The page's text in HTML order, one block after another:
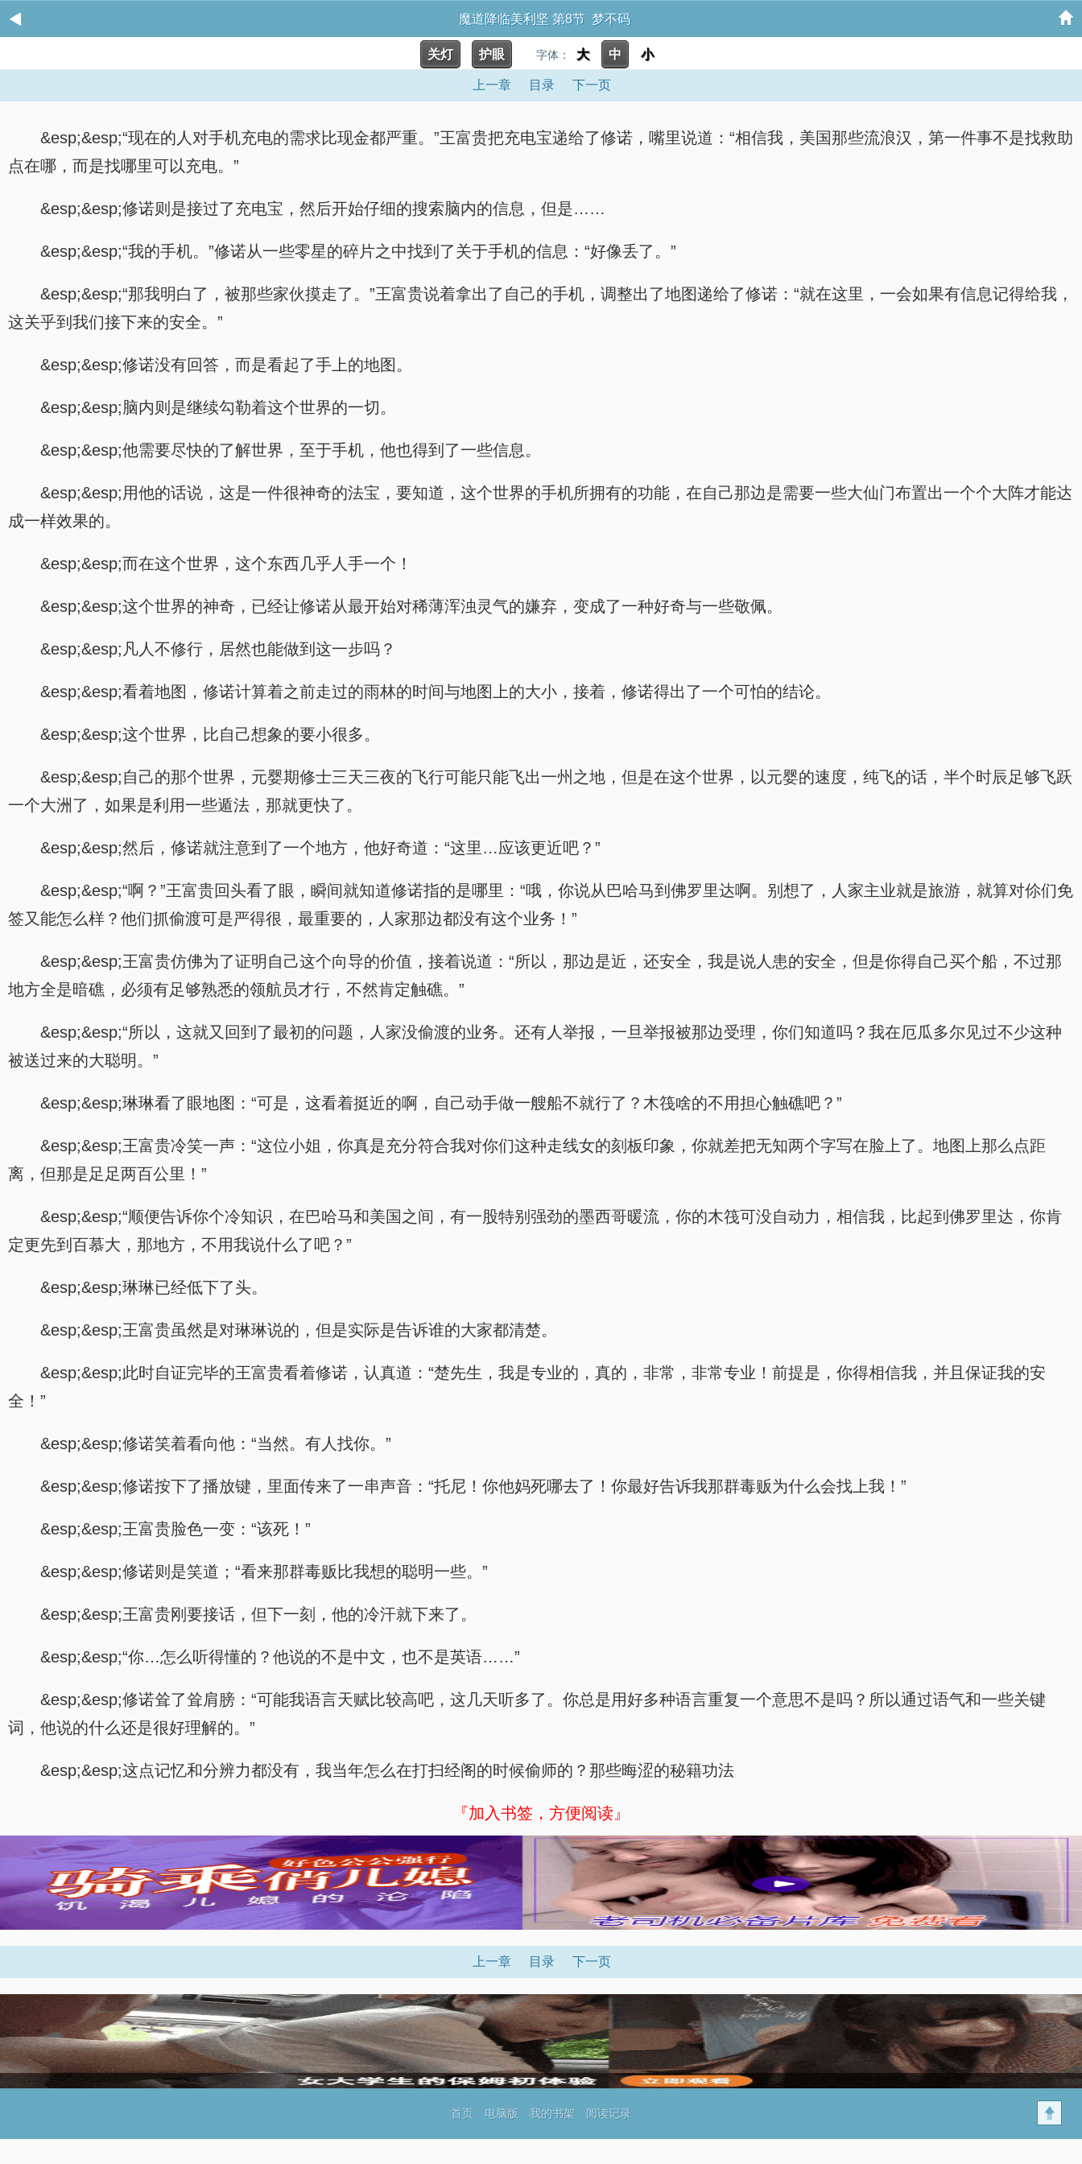
魔道降临美利坚 第8节 梦不码
关灯 护眼 字体： 大 中 小
上一章 目录 下一页
&esp;&esp;“现在的人对手机充电的需求比现金都严重。”王富贵把充电宝递给了修诺，嘴里说道：“相信我，美国那些流浪汉，第一件事不是找救助
点在哪，而是找哪里可以充电。”
&esp;&esp;修诺则是接过了充电宝，然后开始仔细的搜索脑内的信息，但是……
&esp;&esp;“我的手机。”修诺从一些零星的碎片之中找到了关于手机的信息：“好像丢了。”
&esp;&esp;“那我明白了，被那些家伙摸走了。”王富贵说着拿出了自己的手机，调整出了地图递给了修诺：“就在这里，一会如果有信息记得给我，
这关乎到我们接下来的安全。”
&esp;&esp;修诺没有回答，而是看起了手上的地图。
&esp;&esp;脑内则是继续勾勒着这个世界的一切。
&esp;&esp;他需要尽快的了解世界，至于手机，他也得到了一些信息。
&esp;&esp;用他的话说，这是一件很神奇的法宝，要知道，这个世界的手机所拥有的功能，在自己那边是需要一些大仙门布置出一个个大阵才能达
成一样效果的。
&esp;&esp;而在这个世界，这个东西几乎人手一个！
&esp;&esp;这个世界的神奇，已经让修诺从最开始对稀薄浑浊灵气的嫌弃，变成了一种好奇与一些敬佩。
&esp;&esp;凡人不修行，居然也能做到这一步吗？
&esp;&esp;看着地图，修诺计算着之前走过的雨林的时间与地图上的大小，接着，修诺得出了一个可怕的结论。
&esp;&esp;这个世界，比自己想象的要小很多。
&esp;&esp;自己的那个世界，元婴期修士三天三夜的飞行可能只能飞出一州之地，但是在这个世界，以元婴的速度，纯飞的话，半个时辰足够飞跃
一个大洲了，如果是利用一些遁法，那就更快了。
&esp;&esp;然后，修诺就注意到了一个地方，他好奇道：“这里…应该更近吧？”
&esp;&esp;“啊？”王富贵回头看了眼，瞬间就知道修诺指的是哪里：“哦，你说从巴哈马到佛罗里达啊。别想了，人家主业就是旅游，就算对伱们免
签又能怎么样？他们抓偷渡可是严得很，最重要的，人家那边都没有这个业务！”
&esp;&esp;王富贵仿佛为了证明自己这个向导的价值，接着说道：“所以，那边是近，还安全，我是说人患的安全，但是你得自己买个船，不过那
地方全是暗礁，必须有足够熟悉的领航员才行，不然肯定触礁。”
&esp;&esp;“所以，这就又回到了最初的问题，人家没偷渡的业务。还有人举报，一旦举报被那边受理，你们知道吗？我在厄瓜多尔见过不少这种
被送过来的大聪明。”
&esp;&esp;琳琳看了眼地图：“可是，这看着挺近的啊，自己动手做一艘船不就行了？木筏啥的不用担心触礁吧？”
&esp;&esp;王富贵冷笑一声：“这位小姐，你真是充分符合我对你们这种走线女的刻板印象，你就差把无知两个字写在脸上了。地图上那么点距
离，但那是足足两百公里！”
&esp;&esp;“顺便告诉你个冷知识，在巴哈马和美国之间，有一股特别强劲的墨西哥暖流，你的木筏可没自动力，相信我，比起到佛罗里达，你肯
定更先到百慕大，那地方，不用我说什么了吧？”
&esp;&esp;琳琳已经低下了头。
&esp;&esp;王富贵虽然是对琳琳说的，但是实际是告诉谁的大家都清楚。
&esp;&esp;此时自证完毕的王富贵看着修诺，认真道：“楚先生，我是专业的，真的，非常，非常专业！前提是，你得相信我，并且保证我的安
全！”
&esp;&esp;修诺笑着看向他：“当然。有人找你。”
&esp;&esp;修诺按下了播放键，里面传来了一串声音：“托尼！你他妈死哪去了！你最好告诉我那群毒贩为什么会找上我！”
&esp;&esp;王富贵脸色一变：“该死！”
&esp;&esp;修诺则是笑道；“看来那群毒贩比我想的聪明一些。”
&esp;&esp;王富贵刚要接话，但下一刻，他的冷汗就下来了。
&esp;&esp;“你…怎么听得懂的？他说的不是中文，也不是英语……”
&esp;&esp;修诺耸了耸肩膀：“可能我语言天赋比较高吧，这几天听多了。你总是用好多种语言重复一个意思不是吗？所以通过语气和一些关键
词，他说的什么还是很好理解的。”
&esp;&esp;这点记忆和分辨力都没有，我当年怎么在打扫经阁的时候偷师的？那些晦涩的秘籍功法
『加入书签，方便阅读』
上一章 目录 下一页
首页 电脑版 我的书架 阅读记录